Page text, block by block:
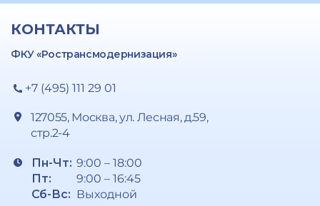
КОНТАКТЫ
ФКУ «Ространсмодернизация»
+7 (495) 111 29 01
127055, Москва, ул. Лесная, д.59,
стр.2-4
Пн-Чт:
Пт:
Сб-Вс:
9:00 – 18:00
9:00 – 16:45
Выходной